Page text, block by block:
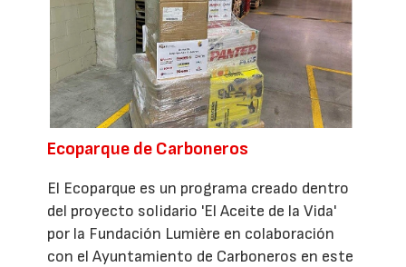
Ecoparque de Carboneros
El Ecoparque es un programa creado dentro
del proyecto solidario 'El Aceite de la Vida'
por la Fundación Lumière en colaboración
con el Ayuntamiento de Carboneros en este